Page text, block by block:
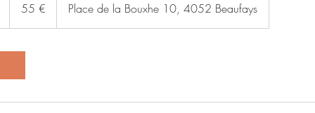
55 € Place de la Bouxhe 10, 4052 Beaufays